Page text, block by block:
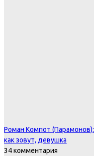
Роман Компот
как зовут, девушка
34 комментария